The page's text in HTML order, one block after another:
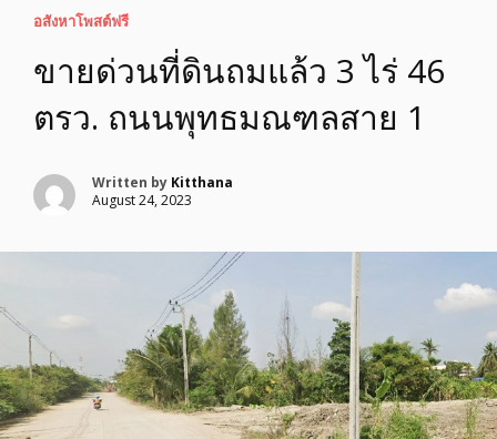
อสังหาโพสต์ฟรี
ขายด่วนที่ดินถมแล้ว 3 ไร่ 46
ตรว. ถนนพุทธมณฑลสาย 1
Written by Kitthana
August 24, 2023